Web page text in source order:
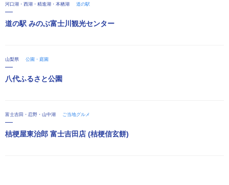
河口湖・西湖・精進湖・本栖湖 道の駅
道の駅 みのぶ富士川観光センター
山梨県 公園・庭園
八代ふるさと公園
富士吉田・忍野・山中湖 ご当地グルメ
桔梗屋東治郎 富士吉田店 (桔梗信玄餅)